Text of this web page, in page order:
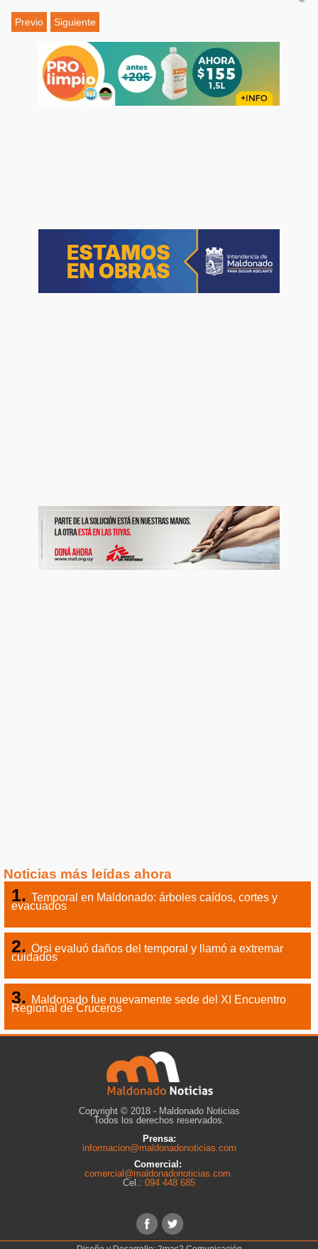
Previo Siguiente
Noticias más leídas ahora
Temporal en Maldonado: árboles caídos, cortes y
evacuados
Orsi evaluó daños del temporal y llamó a extremar
cuidados
Maldonado fue nuevamente sede del XI Encuentro
Regional de Cruceros
Copyright © 2018 - Maldonado Noticias
Todos los derechos reservados.
Prensa:
informacion@maldonadonoticias.com
Comercial:
comercial@maldonadonoticias.com
Cel.: 094 448 685